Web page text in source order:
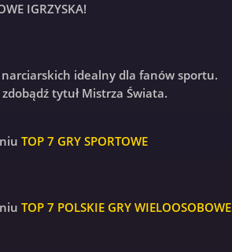
IGRZYSKA!
idealny dla fanów sportu.
zdobądź tytuł Mistrza Świata.
TOP 7 GRY SPORTOWE
TOP 7 POLSKIE GRY WIELOOSOBOWE